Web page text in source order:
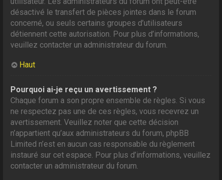
désactivé le transfert de pièces jointes dans le forum
concerné, ou seuls certains groupes d’utilisateurs
détiennent cette autorisation. Pour plus d’informations,
veuillez contacter un administrateur du forum.
Haut
Pourquoi ai-je reçu un avertissement ?
Chaque forum a son propre ensemble de règles. Si vous
ne respectez pas une de ces règles, vous recevrez un
avertissement. Veuillez noter que cette décision
n’appartient qu’aux administrateurs du forum, phpBB
Limited n’est en aucun cas responsable du règlement
instauré sur cet espace. Pour plus d’informations, veuillez
contacter un administrateur du forum.